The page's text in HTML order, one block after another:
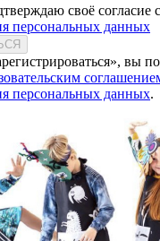
своё согласие с
персональных данных
вы
персональных данных.